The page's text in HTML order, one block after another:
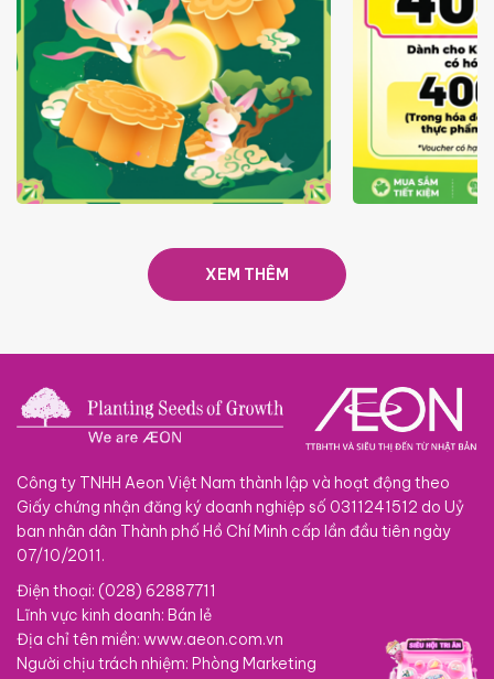
TRAO TẾT TRĂNG TRÒN GẮN
GIÁ LUÔN
XEM THÊM
Công ty TNHH Aeon Việt Nam thành lập và hoạt động theo
Giấy chứng nhận đăng ký doanh nghiệp số 0311241512 do Uỷ
ban nhân dân Thành phố Hồ Chí Minh cấp lần đầu tiên ngày
07/10/2011.
Điện thoại: (028) 62887711
Lĩnh vực kinh doanh: Bán lẻ
Địa chỉ tên miền: www.aeon.com.vn
Người chịu trách nhiệm: Phòng Marketing